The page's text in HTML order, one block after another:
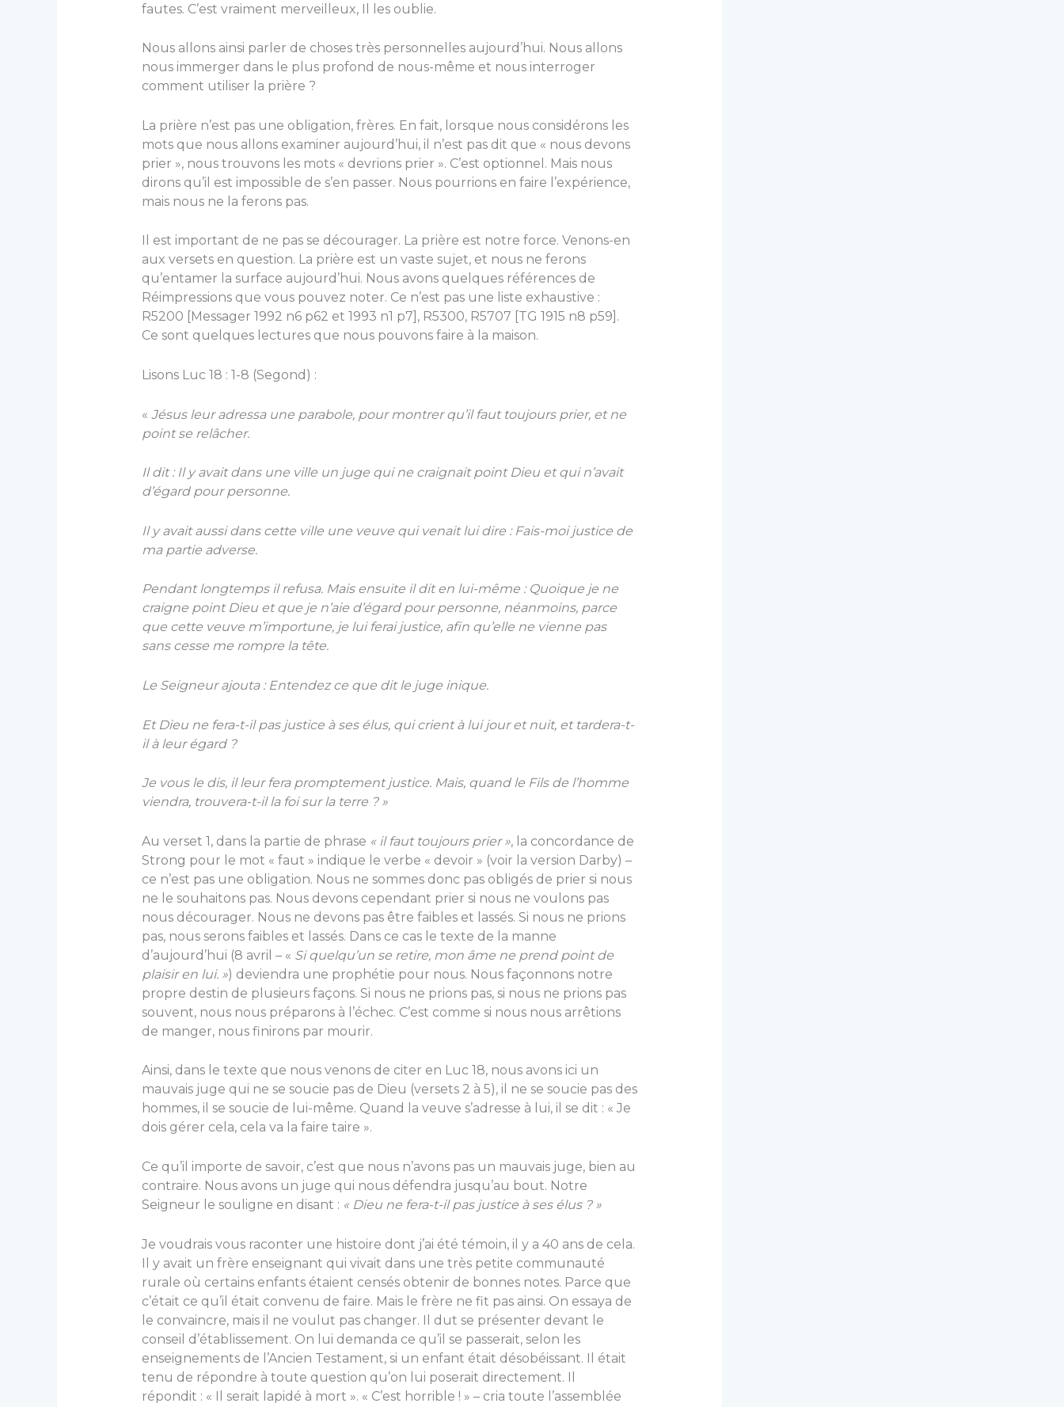
fautes. C’est vraiment merveilleux, Il les oublie.
Nous allons ainsi parler de choses très personnelles aujourd’hui. Nous allons
nous immerger dans le plus profond de nous-même et nous interroger
comment utiliser la prière ?
La prière n’est pas une obligation, frères. En fait, lorsque nous considérons les
mots que nous allons examiner aujourd’hui, il n’est pas dit que « nous devons
prier », nous trouvons les mots « devrions prier ». C’est optionnel. Mais nous
dirons qu’il est impossible de s’en passer. Nous pourrions en faire l’expérience,
mais nous ne la ferons pas.
Il est important de ne pas se décourager. La prière est notre force. Venons-en
aux versets en question. La prière est un vaste sujet, et nous ne ferons
qu’entamer la surface aujourd’hui. Nous avons quelques références de
Réimpressions que vous pouvez noter. Ce n’est pas une liste exhaustive :
R5200 [Messager 1992 n6 p62 et 1993 n1 p7], R5300, R5707 [TG 1915 n8 p59].
Ce sont quelques lectures que nous pouvons faire à la maison.
Lisons Luc 18 : 1-8 (Segond) :
« Jésus leur adressa une parabole, pour montrer qu’il faut toujours prier, et ne
point se relâcher.
Il dit : Il y avait dans une ville un juge qui ne craignait point Dieu et qui n’avait
d’égard pour personne.
Il y avait aussi dans cette ville une veuve qui venait lui dire : Fais-moi justice de
ma partie adverse.
Pendant longtemps il refusa. Mais ensuite il dit en lui-même : Quoique je ne
craigne point Dieu et que je n’aie d’égard pour personne, néanmoins, parce
que cette veuve m’importune, je lui ferai justice, afin qu’elle ne vienne pas
sans cesse me rompre la tête.
Le Seigneur ajouta : Entendez ce que dit le juge inique.
Et Dieu ne fera-t-il pas justice à ses élus, qui crient à lui jour et nuit, et tardera-t-
il à leur égard ?
Je vous le dis, il leur fera promptement justice. Mais, quand le Fils de l’homme
viendra, trouvera-t-il la foi sur la terre ? »
Au verset 1, dans la partie de phrase « il faut toujours prier », la concordance de
Strong pour le mot « faut » indique le verbe « devoir » (voir la version Darby) –
ce n’est pas une obligation. Nous ne sommes donc pas obligés de prier si nous
ne le souhaitons pas. Nous devons cependant prier si nous ne voulons pas
nous décourager. Nous ne devons pas être faibles et lassés. Si nous ne prions
pas, nous serons faibles et lassés. Dans ce cas le texte de la manne
d’aujourd’hui (8 avril – « Si quelqu’un se retire, mon âme ne prend point de
plaisir en lui. ») deviendra une prophétie pour nous. Nous façonnons notre
propre destin de plusieurs façons. Si nous ne prions pas, si nous ne prions pas
souvent, nous nous préparons à l’échec. C’est comme si nous nous arrêtions
de manger, nous finirons par mourir.
Ainsi, dans le texte que nous venons de citer en Luc 18, nous avons ici un
mauvais juge qui ne se soucie pas de Dieu (versets 2 à 5), il ne se soucie pas des
hommes, il se soucie de lui-même. Quand la veuve s’adresse à lui, il se dit : « Je
dois gérer cela, cela va la faire taire ».
Ce qu’il importe de savoir, c’est que nous n’avons pas un mauvais juge, bien au
contraire. Nous avons un juge qui nous défendra jusqu’au bout. Notre
Seigneur le souligne en disant : « Dieune fera-t-il pas justice à ses élus ? »
Je voudrais vous raconter une histoire dont j’ai été témoin, il y a 40 ans de cela.
Il y avait un frère enseignant qui vivait dans une très petite communauté
rurale où certains enfants étaient censés obtenir de bonnes notes. Parce que
c’était ce qu’il était convenu de faire. Mais le frère ne fit pas ainsi. On essaya de
le convaincre, mais il ne voulut pas changer. Il dut se présenter devant le
conseil d’établissement. On lui demanda ce qu’il se passerait, selon les
enseignements de l’Ancien Testament, si un enfant était désobéissant. Il était
tenu de répondre à toute question qu’on lui poserait directement. Il
répondit : « Il serait lapidé à mort ». « C’est horrible ! » – cria toute l’assemblée